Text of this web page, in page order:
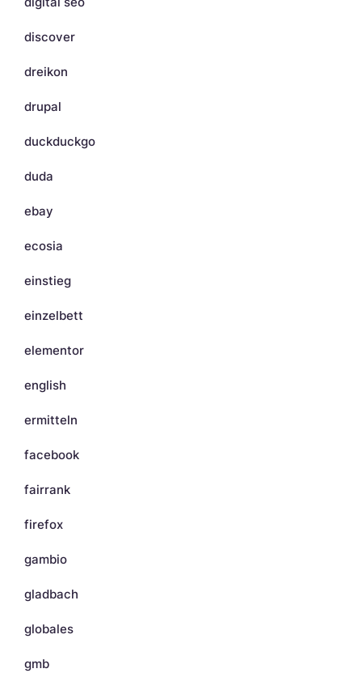
discover
dreikon
drupal
duckduckgo
duda
ebay
ecosia
einstieg
einzelbett
elementor
english
ermitteln
facebook
fairrank
firefox
gambio
gladbach
globales
gmb